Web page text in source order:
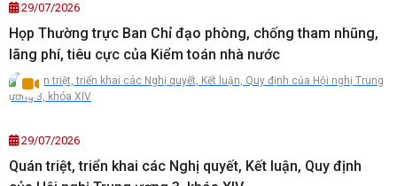
29/07/2026
Họp Thường trực Ban Chỉ đạo phòng, chống tham nhũng,
lãng phí, tiêu cực của Kiểm toán nhà nước
29/07/2026
Quán triệt, triển khai các Nghị quyết, Kết luận, Quy định